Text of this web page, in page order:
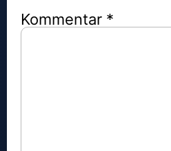
Kommentar *